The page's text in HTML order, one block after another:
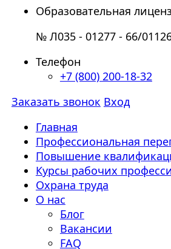
Образовательная
№ Л035 - 01277 - 66/
Телефон
+7 (800) 200-18-32
Заказать звонок Вход
Главная
Профессиональная
Повышение
Курсы рабочих
Охрана труда
О нас
Блог
Вакансии
FAQ